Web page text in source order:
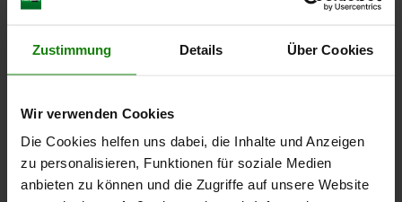
Zustimmung Details Über Cookies
Wir verwenden Cookies
Die Cookies helfen uns dabei, die Inhalte und Anzeigen
zu personalisieren, Funktionen für soziale Medien
anbieten zu können und die Zugriffe auf unsere Website
Perno di bloccaggio senza collare
trazione
Mandrini a pressione